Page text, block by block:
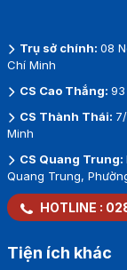
Trụ sở chính: 08
Chí Minh
CS Cao Thắng:
CS Thành Thái:
Minh
CS Quang Trung:
Quang Trung,
HOTLINE :
Tiện ích khác